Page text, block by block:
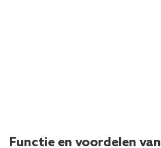
Functie en voordelen van